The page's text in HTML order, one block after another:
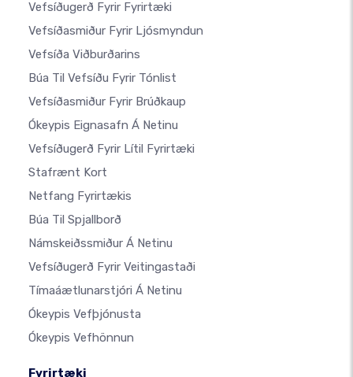
Vefsíðugerð Fyrir Fyrirtæki
Vefsíðasmiður Fyrir Ljósmyndun
Vefsíða Viðburðarins
Búa Til Vefsíðu Fyrir Tónlist
Vefsíðasmiður Fyrir Brúðkaup
Ókeypis Eignasafn Á Netinu
Vefsíðugerð Fyrir Lítil Fyrirtæki
Stafrænt Kort
Netfang Fyrirtækis
Búa Til Spjallborð
Námskeiðssmiður Á Netinu
Vefsíðugerð Fyrir Veitingastaði
Tímaáætlunarstjóri Á Netinu
Ókeypis Vefþjónusta
Ókeypis Vefhönnun
Fyrirtæki